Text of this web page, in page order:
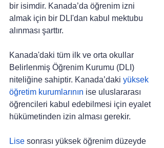
bir isimdir. Kanada’da öğrenim izni
almak için bir DLI'dan kabul mektubu
alınması şarttır.
Kanada'daki tüm ilk ve orta okullar
Belirlenmiş Öğrenim Kurumu (DLI)
niteliğine sahiptir. Kanada’daki yüksek
öğretim kurumlarının ise uluslararası
öğrencileri kabul edebilmesi için eyalet
hükümetinden izin alması gerekir.
Lise sonrası yüksek öğrenim düzeyde